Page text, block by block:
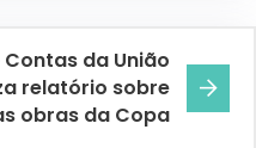
da União
relatório sobre
obras da Copa